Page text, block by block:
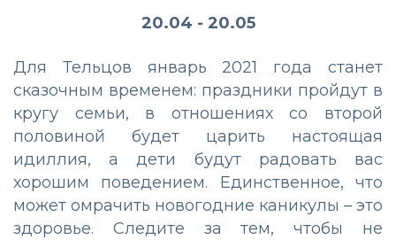
20.04 - 20.05
Для Тельцов январь 2021 года станет
сказочным временем: праздники пройдут в
кругу семьи, в отношениях со второй
половиной будет царить настоящая
идиллия, а дети будут радовать вас
хорошим поведением. Единственное, что
может омрачить новогодние каникулы – это
здоровье. Следите за тем, чтобы не